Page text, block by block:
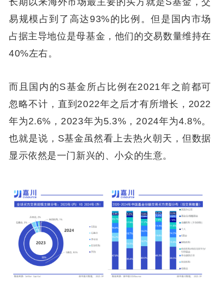
易规模占到了高达93%的比例。但是国内市场
占据主导地位是母基金，他们的交易数量维持在
40%左右。
而且国内的S基金所占比例在2021年之前都可
忽略不计，直到2022年之后才有所增长，2022
年为2.6%，2023年为5.3%，2024年为4.8%。
也就是说，S基金虽然看上去热火朝天，但数据
显示依然是一门新兴的、小众的生意。